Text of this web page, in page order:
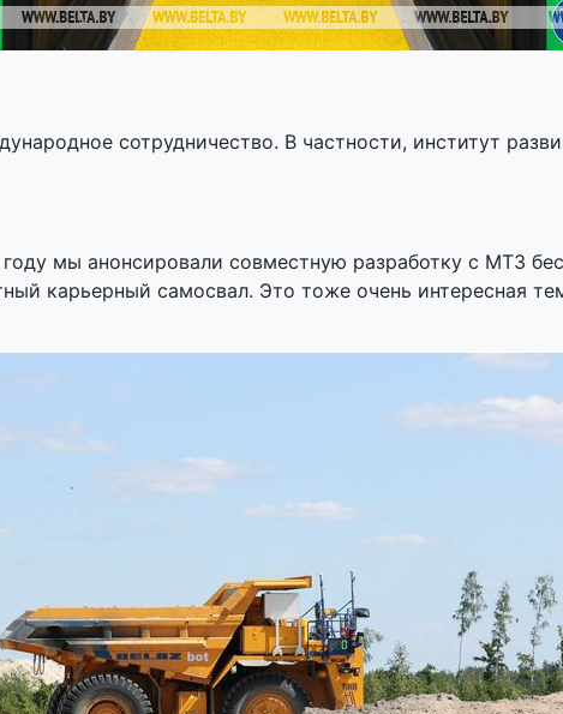
сотрудничество. В частности, институт
мы анонсировали совместную разработку с МТЗ
карьерный самосвал. Это тоже очень интересная